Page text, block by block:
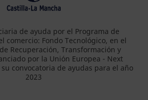
de ayuda por el Programa de
comercio: Fondo Tecnológico, en el
Recuperación, Transformación y
por la Unión Europea - Next
convocatoria de ayudas para el año
2023